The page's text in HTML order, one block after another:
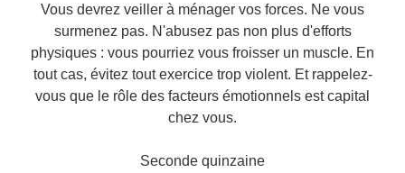
Vous devrez veiller à ménager vos forces. Ne vous
surmenez pas. N'abusez pas non plus d'efforts
physiques : vous pourriez vous froisser un muscle. En
tout cas, évitez tout exercice trop violent. Et rappelez-
vous que le rôle des facteurs émotionnels est capital
chez vous.
Seconde quinzaine